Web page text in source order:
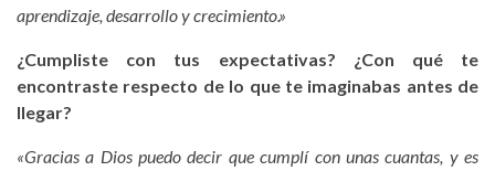
aprendizaje, desarrollo y crecimiento.»
¿Cumpliste con tus expectativas? ¿Con qué te
encontraste respecto de lo que te imaginabas antes de
llegar?
«Gracias a Dios puedo decir que cumplí con unas cuantas, y es